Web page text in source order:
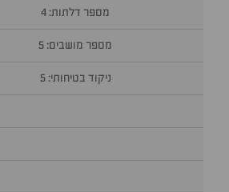
מספר דלתות: 4
מספר מושבים: 5
ניקוד בטיחותי: 5